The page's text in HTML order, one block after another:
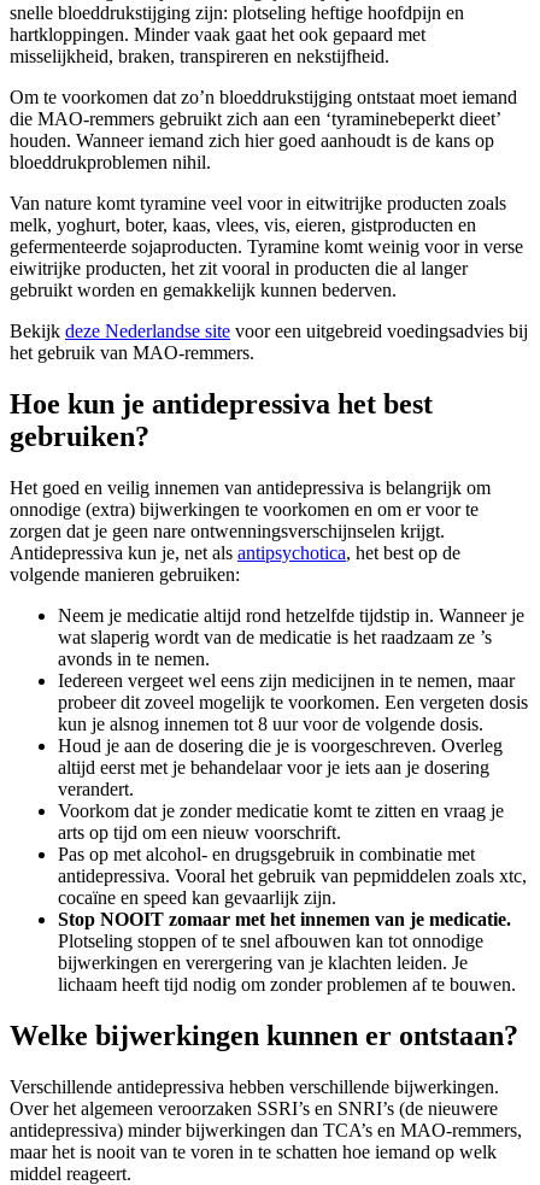
snelle bloeddrukstijging zijn: plotseling heftige hoofdpijn en
hartkloppingen. Minder vaak gaat het ook gepaard met
misselijkheid, braken, transpireren en nekstijfheid.
Om te voorkomen dat zo’n bloeddrukstijging ontstaat moet iemand
die MAO-remmers gebruikt zich aan een ‘tyraminebeperkt dieet’
houden. Wanneer iemand zich hier goed aanhoudt is de kans op
bloeddrukproblemen nihil.
Van nature komt tyramine veel voor in eitwitrijke producten zoals
melk, yoghurt, boter, kaas, vlees, vis, eieren, gistproducten en
gefermenteerde sojaproducten. Tyramine komt weinig voor in verse
eiwitrijke producten, het zit vooral in producten die al langer
gebruikt worden en gemakkelijk kunnen bederven.
Bekijk deze Nederlandse site voor een uitgebreid voedingsadvies bij
het gebruik van MAO-remmers.
Hoe kun je antidepressiva het best
gebruiken?
Het goed en veilig innemen van antidepressiva is belangrijk om
onnodige (extra) bijwerkingen te voorkomen en om er voor te
zorgen dat je geen nare ontwenningsverschijnselen krijgt.
Antidepressiva kun je, net als antipsychotica, het best op de
volgende manieren gebruiken:
Neem je medicatie altijd rond hetzelfde tijdstip in. Wanneer je
wat slaperig wordt van de medicatie is het raadzaam ze ’s
avonds in te nemen.
Iedereen vergeet wel eens zijn medicijnen in te nemen, maar
probeer dit zoveel mogelijk te voorkomen. Een vergeten dosis
kun je alsnog innemen tot 8 uur voor de volgende dosis.
Houd je aan de dosering die je is voorgeschreven. Overleg
altijd eerst met je behandelaar voor je iets aan je dosering
verandert.
Voorkom dat je zonder medicatie komt te zitten en vraag je
arts op tijd om een nieuw voorschrift.
Pas op met alcohol- en drugsgebruik in combinatie met
antidepressiva. Vooral het gebruik van pepmiddelen zoals xtc,
cocaïne en speed kan gevaarlijk zijn.
Stop NOOIT zomaar met het innemen van je medicatie.
Plotseling stoppen of te snel afbouwen kan tot onnodige
bijwerkingen en verergering van je klachten leiden. Je
lichaam heeft tijd nodig om zonder problemen af te bouwen.
Welke bijwerkingen kunnen er ontstaan?
Verschillende antidepressiva hebben verschillende bijwerkingen.
Over het algemeen veroorzaken SSRI’s en SNRI’s (de nieuwere
antidepressiva) minder bijwerkingen dan TCA’s en MAO-remmers,
maar het is nooit van te voren in te schatten hoe iemand op welk
middel reageert.